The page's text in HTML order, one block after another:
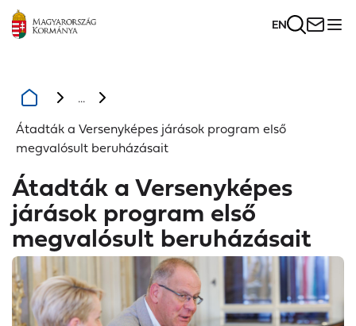
EN
...
Átadták a Versenyképes járások program első
megvalósult beruházásait
Átadták a Versenyképes
járások program első
megvalósult beruházásait